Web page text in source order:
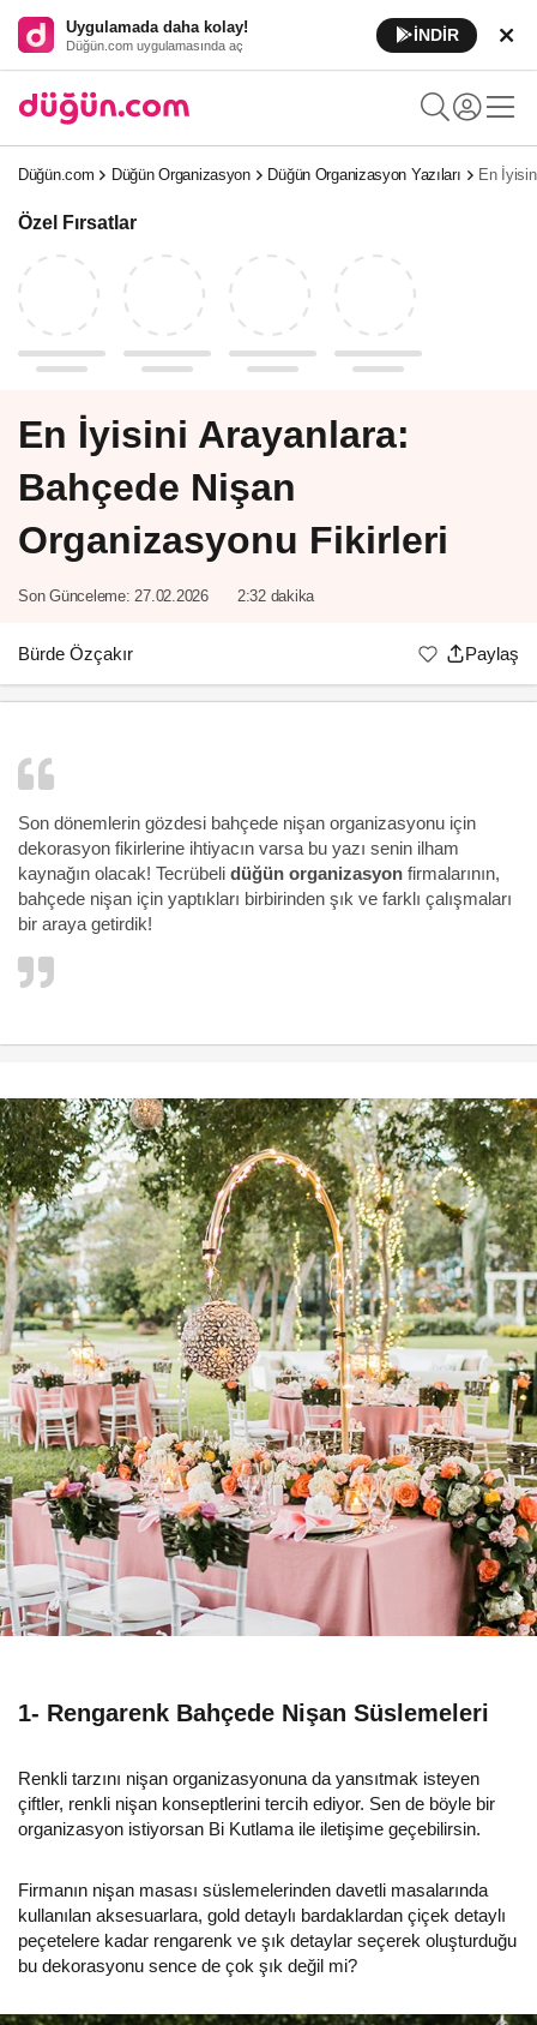
Uygulamada daha kolay!
Düğün.com uygulamasında aç
İNDİR
Düğün.com Düğün Organizasyon Düğün Organizasyon Yazıları En
Özel Fırsatlar
En İyisini Arayanlara:
Bahçede Nişan
Organizasyonu Fikirleri
Son Günceleme: 27.02.2026 2:32 dakika
Bürde Özçakır Paylaş
Son dönemlerin gözdesi bahçede nişan organizasyonu için
dekorasyon fikirlerine ihtiyacın varsa bu yazı senin ilham
kaynağın olacak! Tecrübeli düğün organizasyon firmalarının,
bahçede nişan için yaptıkları birbirinden şık ve farklı çalışmaları
bir araya getirdik!
1- Rengarenk Bahçede Nişan Süslemeleri
Renkli tarzını nişan organizasyonuna da yansıtmak isteyen
çiftler, renkli nişan konseptlerini tercih ediyor. Sen de böyle bir
organizasyon istiyorsan Bi Kutlama ile iletişime geçebilirsin.
Firmanın nişan masası süslemelerinden davetli masalarında
kullanılan aksesuarlara, gold detaylı bardaklardan çiçek detaylı
peçetelere kadar rengarenk ve şık detaylar seçerek oluşturduğu
bu dekorasyonu sence de çok şık değil mi?